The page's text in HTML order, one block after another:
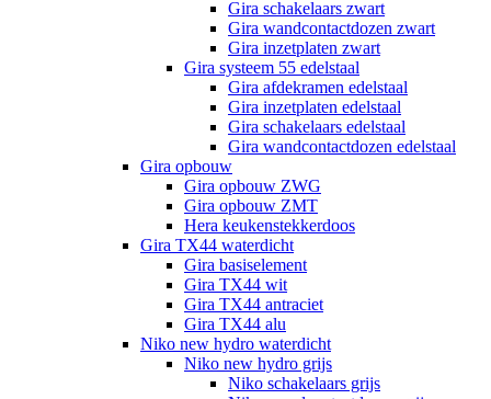
Gira schakelaars zwart
Gira wandcontactdozen zwart
Gira inzetplaten zwart
Gira systeem 55 edelstaal
Gira afdekramen edelstaal
Gira inzetplaten edelstaal
Gira schakelaars edelstaal
Gira wandcontactdozen edelstaal
Gira opbouw
Gira opbouw ZWG
Gira opbouw ZMT
Hera keukenstekkerdoos
Gira TX44 waterdicht
Gira basiselement
Gira TX44 wit
Gira TX44 antraciet
Gira TX44 alu
Niko new hydro waterdicht
Niko new hydro grijs
Niko schakelaars grijs